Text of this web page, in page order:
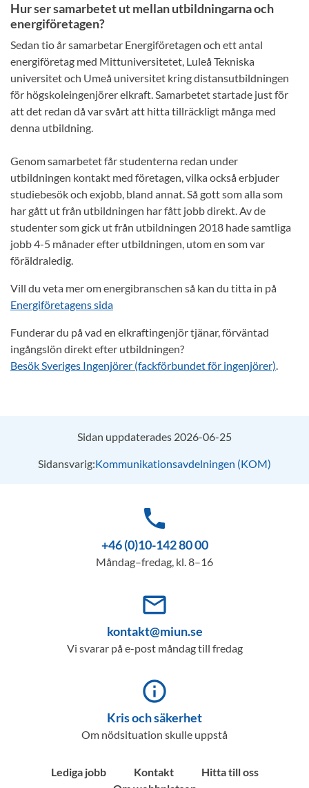
Hur ser samarbetet ut mellan utbildningarna och
energiföretagen?
Sedan tio år samarbetar Energiföretagen och ett antal
energiföretag med Mittuniversitetet, Luleå Tekniska
universitet och Umeå universitet kring distansutbildningen
för högskoleingenjörer elkraft. Samarbetet startade just för
att det redan då var svårt att hitta tillräckligt många med
denna utbildning.
Genom samarbetet får studenterna redan under
utbildningen kontakt med företagen, vilka också erbjuder
studiebesök och exjobb, bland annat. Så gott som alla som
har gått ut från utbildningen har fått jobb direkt. Av de
studenter som gick ut från utbildningen 2018 hade samtliga
jobb 4-5 månader efter utbildningen, utom en som var
föräldraledig.
Vill du veta mer om energibranschen så kan du titta in på
Energiföretagens sida
Funderar du på vad en elkraftingenjör tjänar, förväntad
ingångslön direkt efter utbildningen?
Besök Sveriges Ingenjörer (fackförbundet för ingenjörer).
Sidan uppdaterades 2026-06-25
Sidansvarig:Kommunikationsavdelningen (KOM)
phone
+46 (0)10-142 80 00
Måndag–fredag, kl. 8–16
mail_outline
kontakt@miun.se
Vi svarar på e-post måndag till fredag
info_outline
Kris och säkerhet
Om nödsituation skulle uppstå
Lediga jobb Kontakt
Hitta till oss